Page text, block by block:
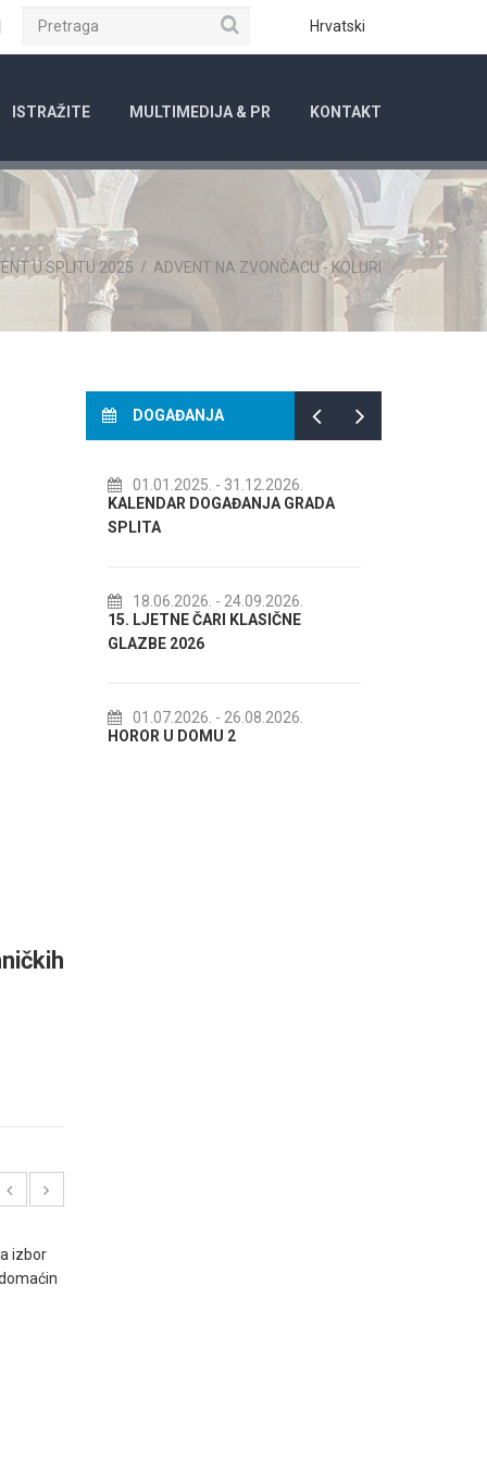
Instagram Hrvatski
Pretraga
ISTRAŽITE MULTIMEDIJA & PR KONTAKT
U SPLITU 2025 / ADVENT NA ZVONČACU - KOLURI
DOGAĐANJA
01.01.2025.- 31.12.2026.
KALENDAR DOGAĐANJA GRADA
SPLITA
18.06.2026.- 24.09.2026.
15. LJETNE ČARI KLASIČNE
GLAZBE 2026
01.07.2026.- 26.08.2026.
HOROR U DOMU 2